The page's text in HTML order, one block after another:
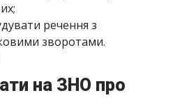
речення з
зворотами.
на ЗНО про